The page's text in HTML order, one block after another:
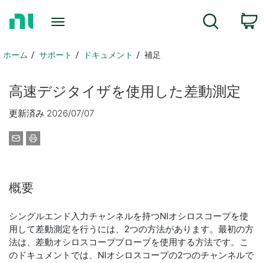
ペホーム サポート ドキュメント 補足
高速デジタイザを使用 した差動測定
更新済み 2026/07/07
概要
シングルエンド入力チャンネルを持つNIオシロスコープを使
用して差動測定を行うには、2つの方法があります。最初の方
法は、差動オシロスコーププローブを使用する方法です。こ
のドキュメントでは、NIオシロスコープの2つのチャンネルで